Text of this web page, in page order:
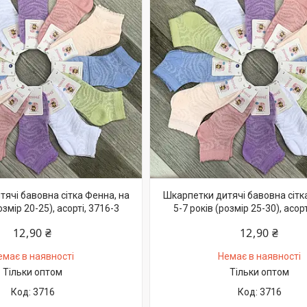
бавовна сітка Фенна, на
20-25), асорті, 3716-3
12,90 ₴
в наявності
Тільки оптом
3716
Шкарпетки дитячі бавовна
5-7 років (розмір 25-30),
12,90 ₴
Немає в наявності
Тільки оптом
3716